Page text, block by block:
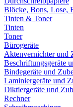
Blöcke, Bons, Lose,
Tinten & Toner
Tinten
Toner
Bürogeräte
Aktenvernichter und
Beschriftungsgeräte
Bindegeräte und
Laminiergeräte und
Diktiergeräte und
Rechner